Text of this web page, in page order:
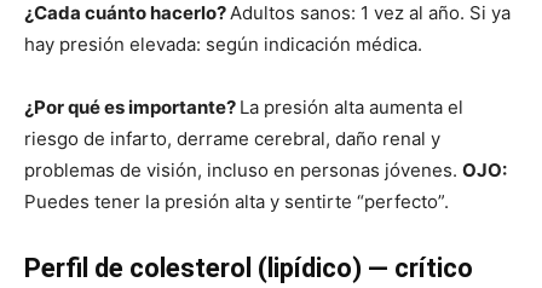
¿Cada cuánto hacerlo?Adultos sanos: 1 vez al año. Si ya
hay presión elevada: según indicación médica.
¿Por qué es importante? La presión alta aumenta el
riesgo de infarto, derrame cerebral, daño renal y
problemas de visión, incluso en personas jóvenes. OJO:
Puedes tener la presión alta y sentirte “perfecto”.
Perfil de colesterol (lipídico) — crítico